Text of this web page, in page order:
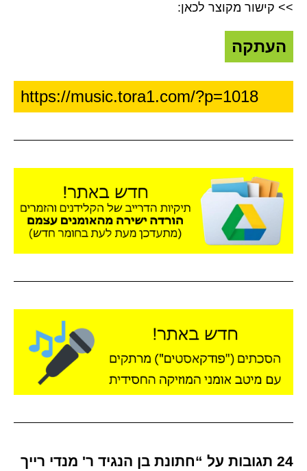
>> קישור מקוצר לכאן:
העתקה
24 תגובות על “חתונת בן הנגיד ר' מנדי רייך